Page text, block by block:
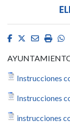
Facebook
Twitter
Email
Instrucciones
Instrucciones
instrucciones